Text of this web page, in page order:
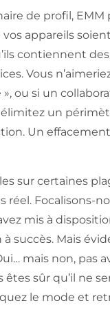
de profil,
appareils
contiennent
Vous
ou si un
un
Un
sur certaines
réel. Focalisons-
mis à
succès. Mais
mais non, pas
sûr qu’il ne
le mode et